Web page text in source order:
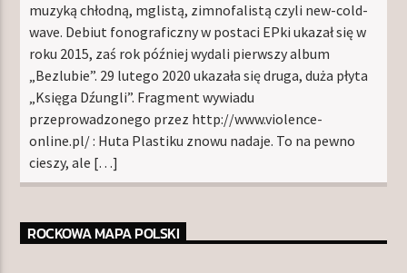
muzyką chłodną, mglistą, zimnofalistą czyli new-cold-
wave. Debiut fonograficzny w postaci EPki ukazał się w
roku 2015, zaś rok później wydali pierwszy album
„Bezlubie”. 29 lutego 2020 ukazała się druga, duża płyta
„Księga Dźungli”. Fragment wywiadu
przeprowadzonego przez http://www.violence-
online.pl/ : Huta Plastiku znowu nadaje. To na pewno
cieszy, ale […]
ROCKOWA MAPA POLSKI